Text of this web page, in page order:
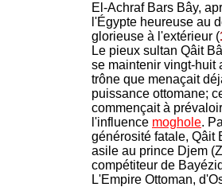
El-Achraf Bars Bây,
l'Égypte heureuse au
glorieuse à l'extérieur (
Le pieux sultan Qâit
se maintenir vingt-huit
trône que menaçait
puissance ottomane;
commençait à
l'influence moghole.
générosité fatale, Qâit
asile au prince Djem
compétiteur de
L'Empire Ottoman,